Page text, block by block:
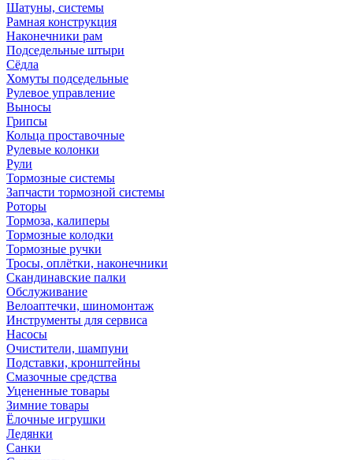
Шатуны, системы
Рамная конструкция
Наконечники рам
Подседельные штыри
Сёдла
Хомуты подседельные
Рулевое управление
Выносы
Грипсы
Кольца проставочные
Рулевые колонки
Рули
Тормозные системы
Запчасти тормозной системы
Роторы
Тормоза, калиперы
Тормозные колодки
Тормозные ручки
Тросы, оплётки, наконечники
Скандинавские палки
Обслуживание
Велоаптечки, шиномонтаж
Инструменты для сервиса
Насосы
Очистители, шампуни
Подставки, кронштейны
Смазочные средства
Уцененные товары
Зимние товары
Ёлочные игрушки
Ледянки
Санки